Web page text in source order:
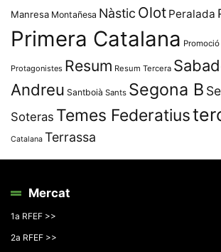
Manresa Montañesa Nàstic Olot Peralada
Primera Catalana
Protagonistes Resum Resum Tercera
Andreu Santboià Sants Segona B
Soteras Temes Federatius
Catalana Terrassa
Mercat
1a RFEF >>
2a RFEF >>